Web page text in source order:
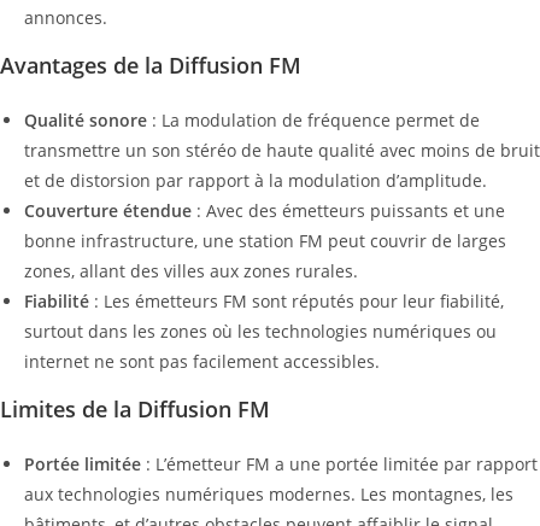
annonces.
Avantages de la Diffusion FM
Qualité sonore : La modulation de fréquence permet de
transmettre un son stéréo de haute qualité avec moins de bruit
et de distorsion par rapport à la modulation d’amplitude.
Couverture étendue : Avec des émetteurs puissants et une
bonne infrastructure, une station FM peut couvrir de larges
zones, allant des villes aux zones rurales.
Fiabilité : Les émetteurs FM sont réputés pour leur fiabilité,
surtout dans les zones où les technologies numériques ou
internet ne sont pas facilement accessibles.
Limites de la Diffusion FM
Portée limitée : L’émetteur FM a une portée limitée par rapport
aux technologies numériques modernes. Les montagnes, les